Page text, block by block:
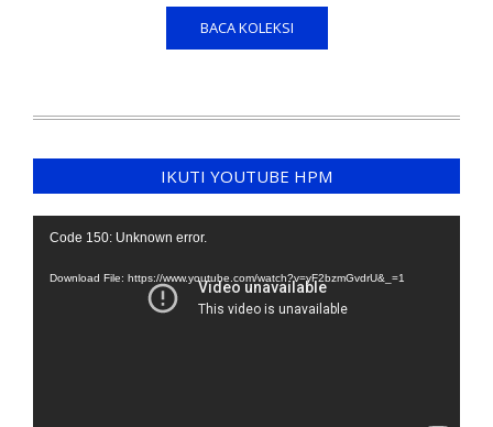
BACA KOLEKSI
IKUTI YOUTUBE HPM
Video
Code 150: Unknown error.
Download File: https://www.youtube.com/watch?v=yF2bzmGvdrU&_=1